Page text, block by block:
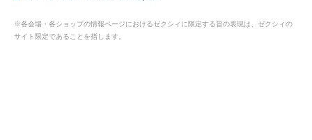
※各会場・各ショップの情報ページにおけるゼクシィに限定する旨の表現は、ゼクシィの
サイト限定であることを指します。